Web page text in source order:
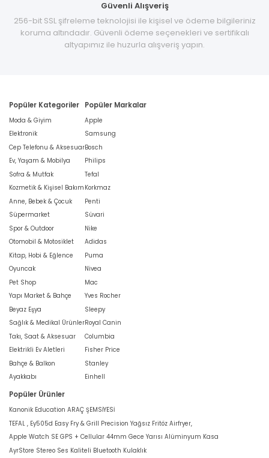
Güvenli Alışveriş
256-bit SSL şifreleme teknolojisi ile kişisel ve ödeme bilgileriniz
koruma altındadır. Güvenli ödeme seçenekleri ve sertifikalı
altyapımız ile huzurla alışveriş yapın.
Popüler Kategoriler
Moda & Giyim
Elektronik
Cep Telefonu & Aksesuar
Ev, Yaşam & Mobilya
Sofra & Mutfak
Kozmetik & Kişisel Bakım
Anne, Bebek & Çocuk
Süpermarket
Spor & Outdoor
Otomobil & Motosiklet
Kitap, Hobi & Eğlence
Oyuncak
Pet Shop
Yapı Market & Bahçe
Beyaz Eşya
Sağlık & Medikal Ürünler
Takı, Saat & Aksesuar
Elektrikli Ev Aletleri
Bahçe & Balkon
Ayakkabı
Popüler Markalar
Apple
Samsung
Bosch
Philips
Tefal
Korkmaz
Penti
Süvari
Nike
Adidas
Puma
Nivea
Mac
Yves Rocher
Sleepy
Royal Canin
Columbia
Fisher Price
Stanley
Einhell
Popüler Ürünler
Kanonik Education ARAÇ ŞEMSİYESİ
TEFAL , Ey505d Easy Fry & Grill Precision Yağsız Fritöz Airfryer,
Apple Watch SE GPS + Cellular 44mm Gece Yarısı Alüminyum Kasa
AyrStore Stereo Ses Kaliteli Bluetooth Kulaklık